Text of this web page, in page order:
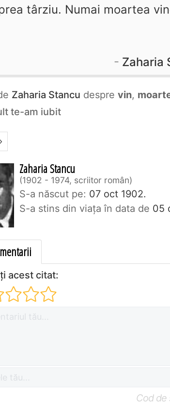
târziu. Numai moartea
Zaharia
Zaharia Stancu despre vin,
te-am iubit
Zaharia Stancu
1902 - 1974, scriitor român
S-a născut pe: 07 oct 1902.
S-a stins din viaţa în data de 05
acest citat:
Cod de